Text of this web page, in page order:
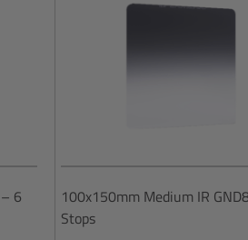
6
100x150mm Medium IR
Stops